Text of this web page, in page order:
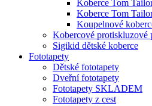
Koberce Tom
Koberce Tom
Koupelnové
Kobercové protiskluzové
Sigikid dětské koberce
Fototapety
Dětské fototapety
Dveřní fototapety
Fototapety SKLADEM
Fototapety z cest